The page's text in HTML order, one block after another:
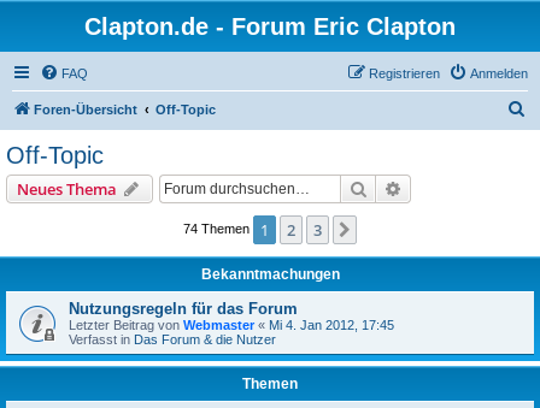
Clapton.de - Forum Eric Clapton
FAQ Anmelden
Registrieren
Foren-Übersicht Off-Topic
Off-Topic
Neues Thema Suche
74 Themen 1 2 3
Bekanntmachungen
Nutzungsregeln für das Forum
Letzter Beitrag von Webmaster« Mi 4. Jan 2012, 17:45
Verfasst in Das Forum & die Nutzer
Themen